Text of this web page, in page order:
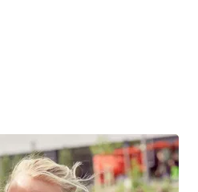
med {count} artikler